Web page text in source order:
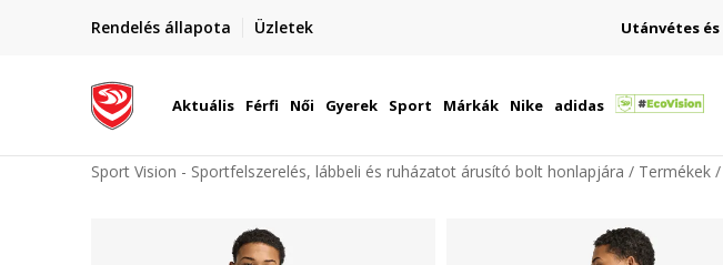
Rendelés állapota Üzletek
Szállítás Magyarország területén Utánvétes
Aktuális Férfi Női Gyerek Sport Márkák Nike adidas
Sport Vision - Sportfelszerelés, lábbeli és ruházatot árusító bolt honlapjára Termékek